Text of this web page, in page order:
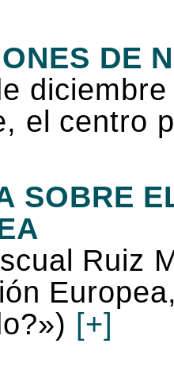
DE
el centro
SOBRE
Ruiz
[+]